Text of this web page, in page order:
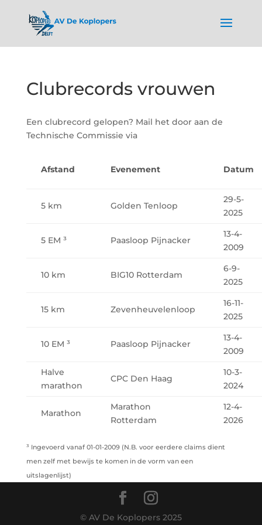
Clubrecords vrouwen
Een clubrecord gelopen? Mail het door aan de
Technische Commissie via
Afstand Evenement Datum
5 km Golden Tenloop
29-5-
2025
5 EM ³ Paasloop Pijnacker
13-4-
2009
10 km BIG10 Rotterdam
6-9-
2025
15 km Zevenheuvelenloop
16-11-
2025
10 EM ³ Paasloop Pijnacker
13-4-
2009
Halve
marathon
CPC Den Haag
10-3-
2024
Marathon
Marathon
Rotterdam
12-4-
2026
³ Ingevoerd vanaf 01-01-2009 (N.B. voor eerdere claims dient
men zelf met bewijs te komen in de vorm van een
uitslagenlijst)
© AV De Koplopers 2025